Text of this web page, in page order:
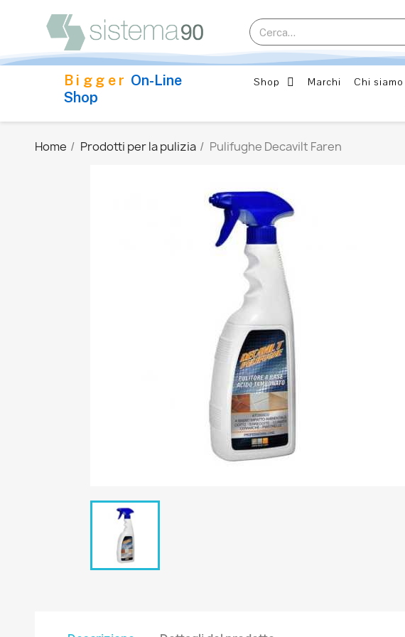
Bigger On-Line
Shop
Shop Marchi Chi siamo
Home Prodotti per la pulizia Pulifughe Decavilt Faren